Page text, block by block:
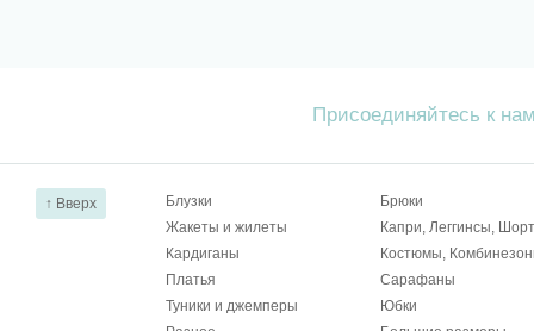
Присоединяйтесь к
↑ Вверх Блузки
Брюки
Жакеты и жилеты
Капри, Леггинсы,
Кардиганы
Костюмы,
Платья
Сарафаны
Туники и джемперы
Юбки